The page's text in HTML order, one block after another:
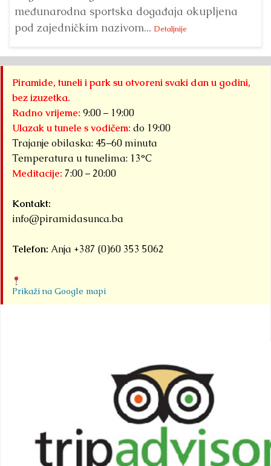
međunarodna sportska događaja okupljena
pod zajedničkim nazivom... Detaljnije
Piramide, tuneli i park su otvoreni svaki dan u godini,
bez izuzetka.
Radno vrijeme: 9:00 – 19:00
Ulazak u tunele s vodičem: do 19:00
Trajanje obilaska: 45–60 minuta
Temperatura u tunelima: 13°C
Meditacije: 7:00 – 20:00
Kontakt:
info@piramidasunca.ba
Telefon: Anja +387 (0)60 353 5062
Prikaži na Google mapi